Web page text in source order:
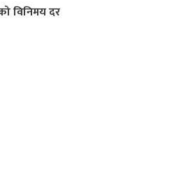
विनिमय दर